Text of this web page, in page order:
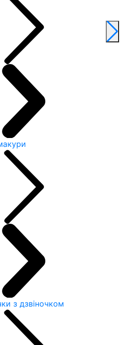
з дзвіночком